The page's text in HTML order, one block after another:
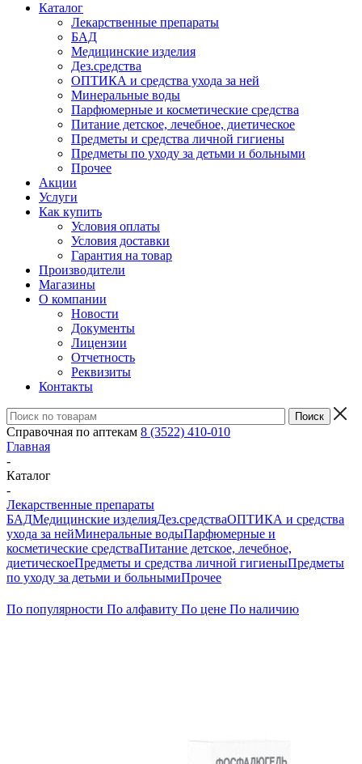
Каталог
Лекарственные препараты
БАД
Медицинские изделия
Дез.средства
ОПТИКА и средства ухода за ней
Минеральные воды
Парфюмерные и косметические средства
Питание детское, лечебное, диетическое
Предметы и средства личной гигиены
Предметы по уходу за детьми и больными
Прочее
Акции
Услуги
Как купить
Условия оплаты
Условия доставки
Гарантия на товар
Производители
Магазины
О компании
Новости
Документы
Лицензии
Отчетность
Реквизиты
Контакты
Справочная по аптекам 8 (3522) 410-010
Главная
-
Каталог
-
Лекарственные препараты
БАДМедицинские изделияДез.средстваОПТИКА и средства
ухода за нейМинеральные водыПарфюмерные и
косметические средстваПитание детское, лечебное,
диетическоеПредметы и средства личной гигиеныПредметы
по уходу за детьми и больнымиПрочее
По популярности По алфавиту По цене По наличию